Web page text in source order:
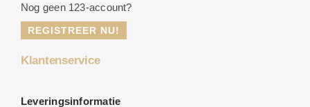
Nog geen 123-account?
REGISTREER NU!
Klantenservice
Leveringsinformatie